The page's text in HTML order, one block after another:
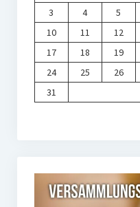
3 4 5
10
11 12
17
18 19
24
25 26
31